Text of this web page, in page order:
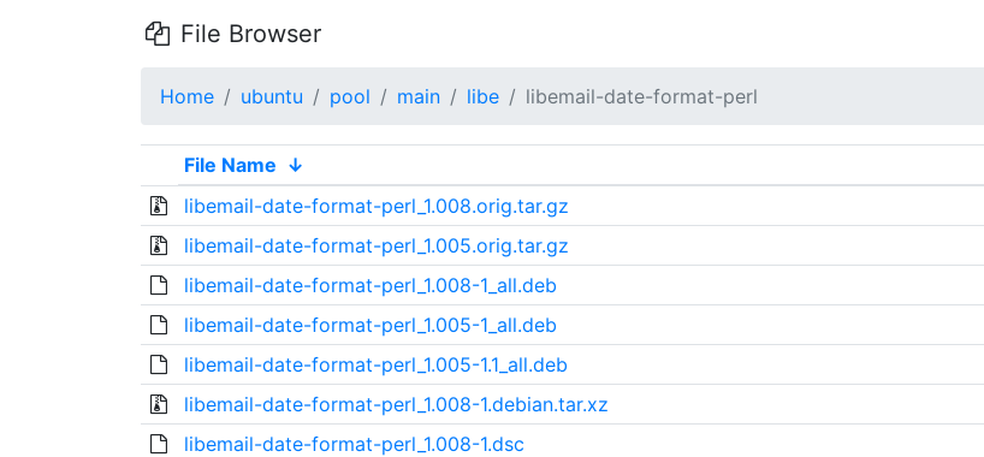
File Browser
Home ubuntu pool main libe libemail-date-format-perl
File Name ↓
libemail-date-format-perl_1.008.orig.tar.gz
libemail-date-format-perl_1.005.orig.tar.gz
libemail-date-format-perl_1.008-1_all.deb
libemail-date-format-perl_1.005-1_all.deb
libemail-date-format-perl_1.005-1.1_all.deb
libemail-date-format-perl_1.008-1.debian.tar.xz
libemail-date-format-perl_1.008-1.dsc